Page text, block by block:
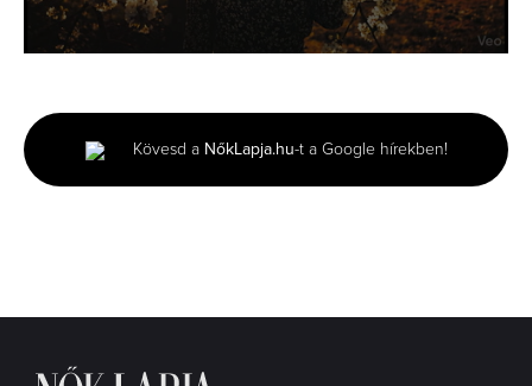
seconds
Kövesd a NőkLapja.hu-t a Google hírekben!